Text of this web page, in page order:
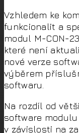
Vzhledem ke
funkcionalit a
modul M-CON-
které není
nové verze
výběrem
softwaru.
Na rozdíl od
software
v závislosti na